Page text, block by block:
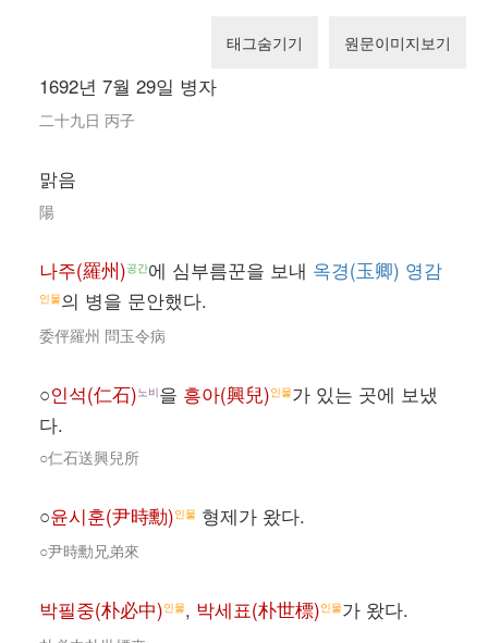
태그숨기기 원문이미지보기
1692년 7월 29일 병자
二十九日 丙子
맑음
陽
나주(羅州)공간에 심부름꾼을 보내 옥경(玉卿) 영감
인물의 병을 문안했다.
委伻羅州 問玉令病
○인석(仁石)노비을 흥아(興兒)인물가 있는 곳에 보냈
다.
○仁石送興兒所
○윤시훈(尹時勳)인물 형제가 왔다.
○尹時勳兄弟來
박필중(朴必中)인물, 박세표(朴世標)인물가 왔다.